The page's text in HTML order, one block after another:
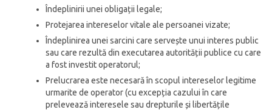
Îndeplinirii unei obligații legale;
Protejarea intereselor vitale ale persoanei vizate;
Îndeplinirea unei sarcini care servește unui interes public
sau care rezultă din executarea autorității publice cu care
a fost investit operatorul;
Prelucrarea este necesară în scopul intereselor legitime
urmarite de operator (cu excepția cazului în care
prelevează interesele sau drepturile și libertățile